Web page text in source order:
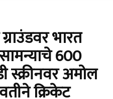
भारत
600
अमोल
क्रिकेट